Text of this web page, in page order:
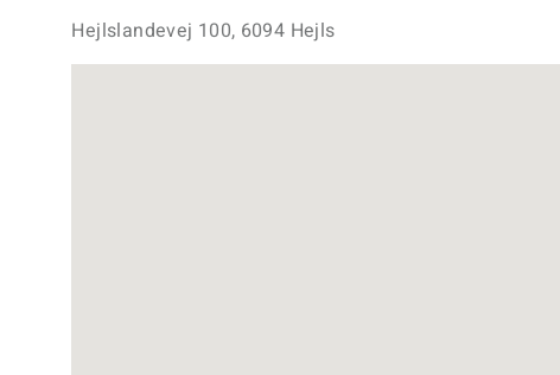
Hejlslandevej 100, 6094 Hejls